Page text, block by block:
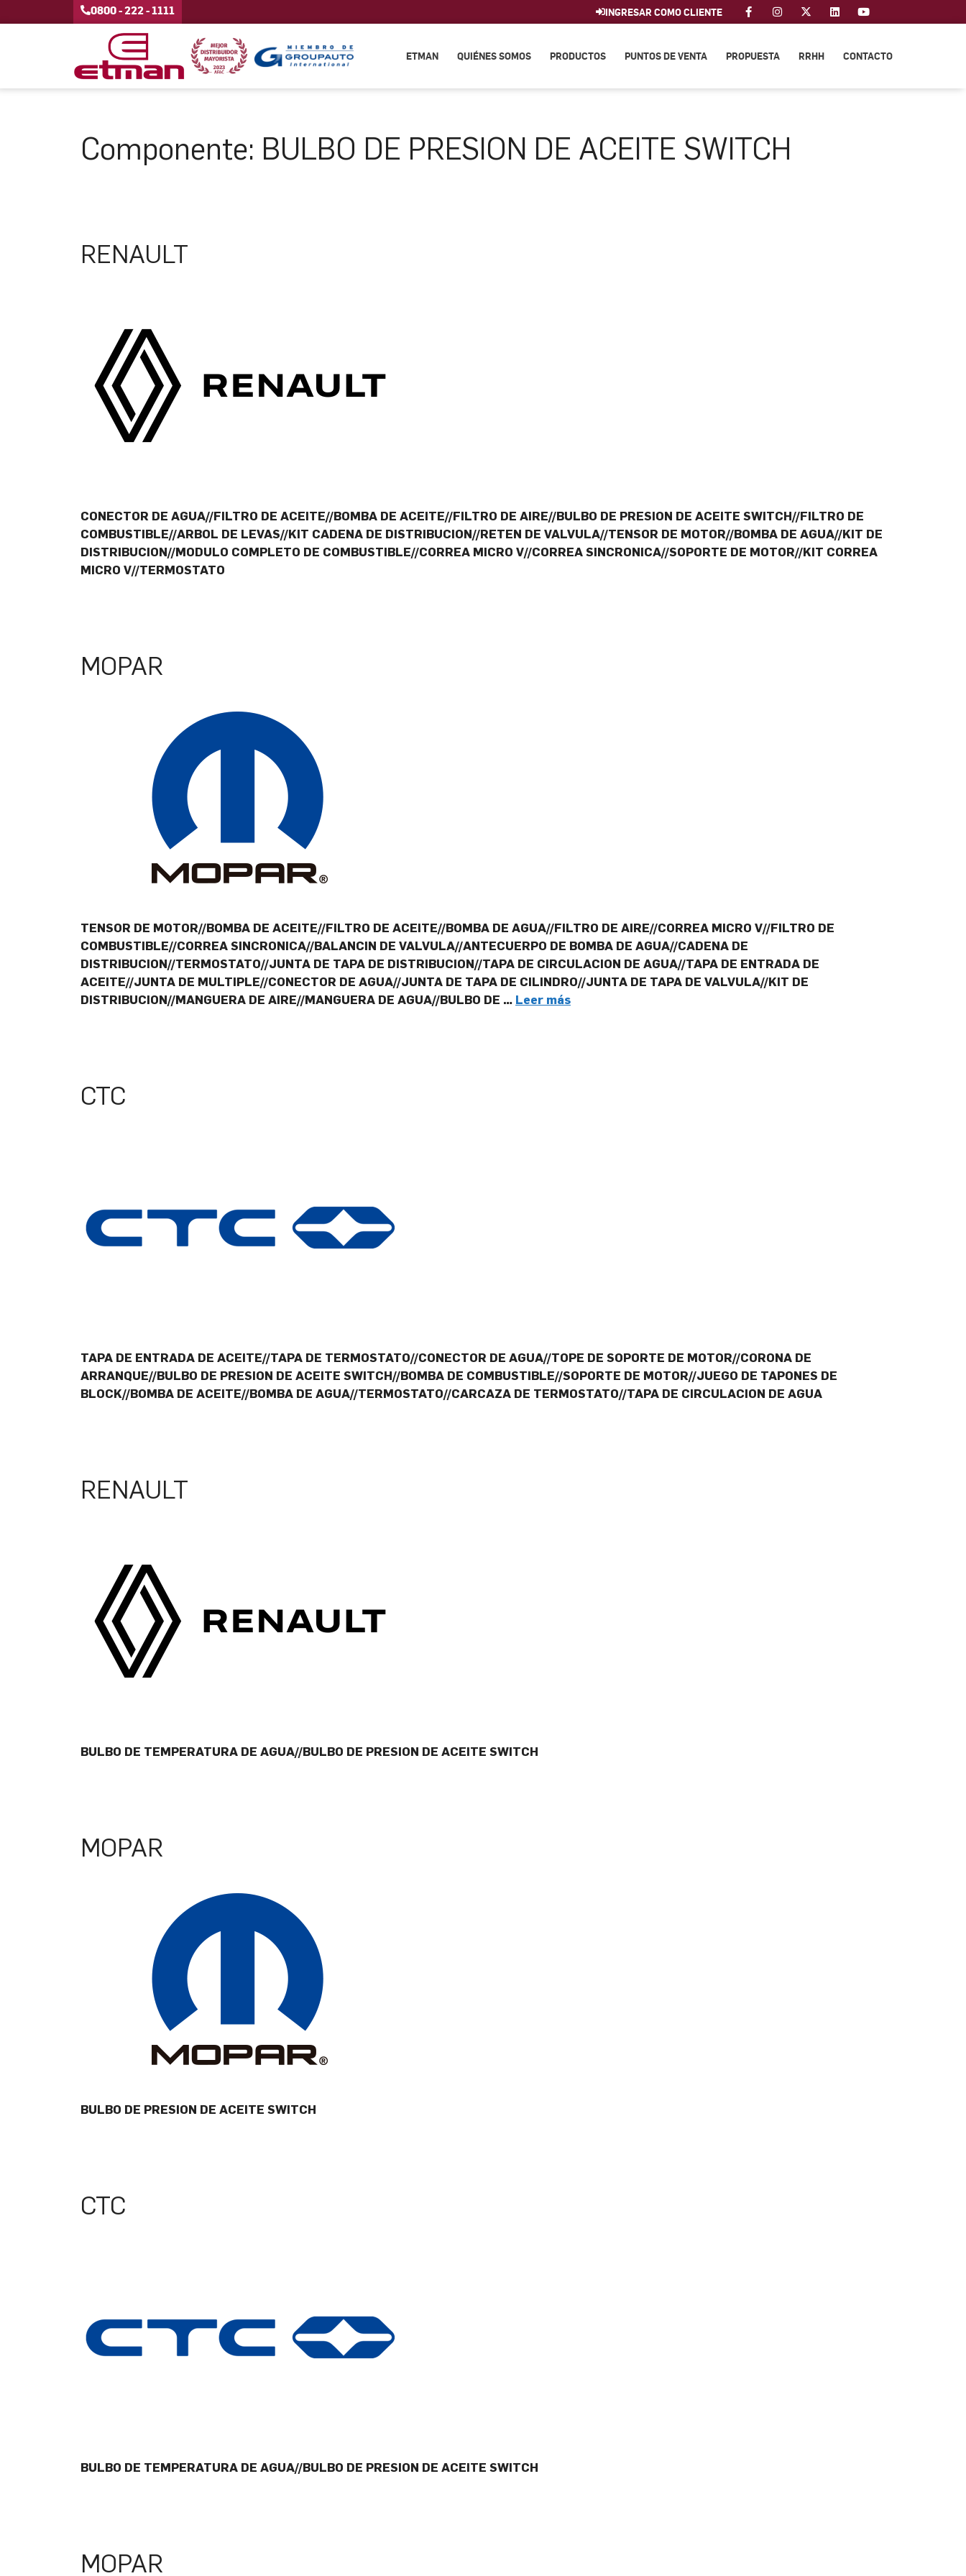
0800 - 222 - 1111 INGRESAR COMO CLIENTE
ETMAN QUIÉNES SOMOS PRODUCTOS PUNTOS DE VENTA PROPUESTA RRHH CONTACTO
Componente: BULBO DE PRESION DE ACEITE SWITCH
RENAULT
CONECTOR DE AGUA//FILTRO DE ACEITE//BOMBA DE ACEITE//FILTRO DE AIRE//BULBO DE PRESION DE ACEITE SWITCH//FILTRO DE
COMBUSTIBLE//ARBOL DE LEVAS//KIT CADENA DE DISTRIBUCION//RETEN DE VALVULA//TENSOR DE MOTOR//BOMBA DE AGUA//KIT DE
DISTRIBUCION//MODULO COMPLETO DE COMBUSTIBLE//CORREA MICRO V//CORREA SINCRONICA//SOPORTE DE MOTOR//KIT CORREA
MICRO V//TERMOSTATO
MOPAR
TENSOR DE MOTOR//BOMBA DE ACEITE//FILTRO DE ACEITE//BOMBA DE AGUA//FILTRO DE AIRE//CORREA MICRO V//FILTRO DE
COMBUSTIBLE//CORREA SINCRONICA//BALANCIN DE VALVULA//ANTECUERPO DE BOMBA DE AGUA//CADENA DE
DISTRIBUCION//TERMOSTATO//JUNTA DE TAPA DE DISTRIBUCION//TAPA DE CIRCULACION DE AGUA//TAPA DE ENTRADA DE
ACEITE//JUNTA DE MULTIPLE//CONECTOR DE AGUA//JUNTA DE TAPA DE CILINDRO//JUNTA DE TAPA DE VALVULA//KIT DE
DISTRIBUCION//MANGUERA DE AIRE//MANGUERA DE AGUA//BULBO DE … Leer más
CTC
TAPA DE ENTRADA DE ACEITE//TAPA DE TERMOSTATO//CONECTOR DE AGUA//TOPE DE SOPORTE DE MOTOR//CORONA DE
ARRANQUE//BULBO DE PRESION DE ACEITE SWITCH//BOMBA DE COMBUSTIBLE//SOPORTE DE MOTOR//JUEGO DE TAPONES DE
BLOCK//BOMBA DE ACEITE//BOMBA DE AGUA//TERMOSTATO//CARCAZA DE TERMOSTATO//TAPA DE CIRCULACION DE AGUA
RENAULT
BULBO DE TEMPERATURA DE AGUA//BULBO DE PRESION DE ACEITE SWITCH
MOPAR
BULBO DE PRESION DE ACEITE SWITCH
CTC
BULBO DE TEMPERATURA DE AGUA//BULBO DE PRESION DE ACEITE SWITCH
MOPAR